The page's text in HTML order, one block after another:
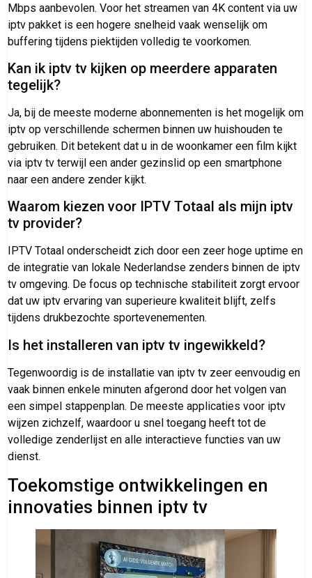
Mbps aanbevolen. Voor het streamen van 4K content via uw
iptv pakket is een hogere snelheid vaak wenselijk om
buffering tijdens piektijden volledig te voorkomen.
Kan ik iptv tv kijken op meerdere apparaten
tegelijk?
Ja, bij de meeste moderne abonnementen is het mogelijk om
iptv op verschillende schermen binnen uw huishouden te
gebruiken. Dit betekent dat u in de woonkamer een film kijkt
via iptv tv terwijl een ander gezinslid op een smartphone
naar een andere zender kijkt.
Waarom kiezen voor IPTV Totaal als mijn iptv
tv provider?
IPTV Totaal onderscheidt zich door een zeer hoge uptime en
de integratie van lokale Nederlandse zenders binnen de iptv
tv omgeving. De focus op technische stabiliteit zorgt ervoor
dat uw iptv ervaring van superieure kwaliteit blijft, zelfs
tijdens drukbezochte sportevenementen.
Is het installeren van iptv tv ingewikkeld?
Tegenwoordig is de installatie van iptv tv zeer eenvoudig en
vaak binnen enkele minuten afgerond door het volgen van
een simpel stappenplan. De meeste applicaties voor iptv
wijzen zichzelf, waardoor u snel toegang heeft tot de
volledige zenderlijst en alle interactieve functies van uw
dienst.
Toekomstige ontwikkelingen en
innovaties binnen iptv tv